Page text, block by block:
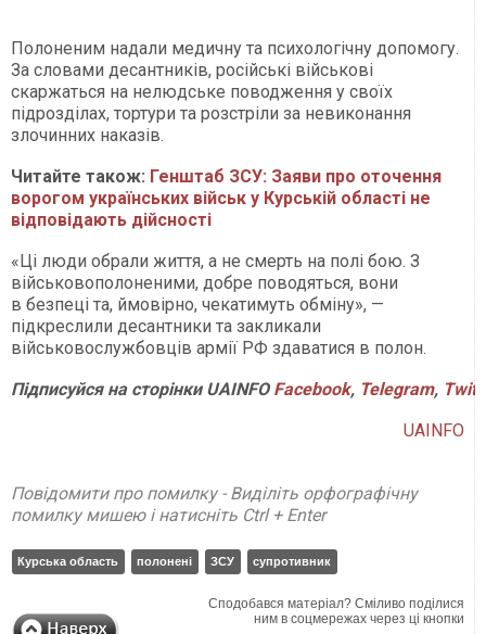
Полоненим надали медичну та психологічну допомогу.
За словами десантників, російські військові
скаржаться на нелюдське поводження у своїх
підрозділах, тортури та розстріли за невиконання
злочинних наказів.
Читайте також: Генштаб ЗСУ: Заяви про оточення
ворогом українських військ у Курській області не
відповідають дійсності
«Ці люди обрали життя, а не смерть на полі бою. З
військовополоненими, добре поводяться, вони
в безпеці та, ймовірно, чекатимуть обміну», —
підкреслили десантники та закликали
військовослужбовців армії РФ здаватися в полон.
ПідписуйсянасторінкиUAINFO Facebook, Telegram,
UAINFO
Повідомити про помилку - Виділіть орфографічну
помилку мишею і натисніть Ctrl + Enter
Курська область полонені ЗСУ супротивник
Сподобався матеріал? Сміливо поділися
ним в соцмережах через ці кнопки